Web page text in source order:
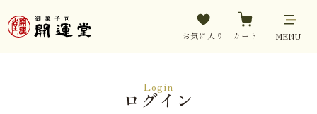
お気に入り カート MENU
Login
ログイン